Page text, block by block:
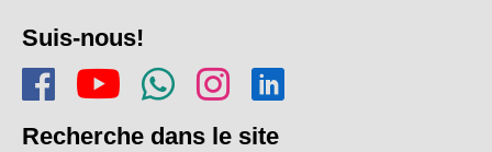
de
page
Suis-nous!
Rejoins-nous sur Facebook
Regarde-nous sur
Rejoins notre
Suis-nous sur
Recherche dans le site